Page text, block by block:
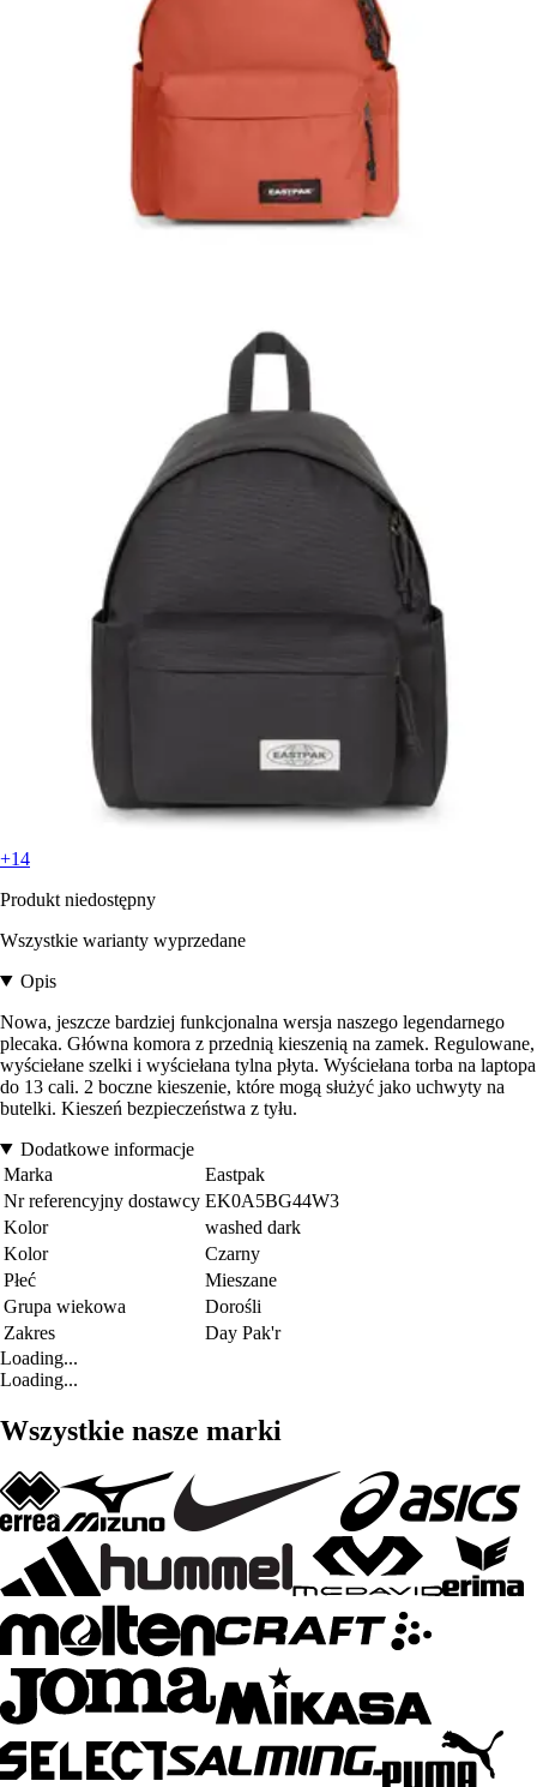
+14
Produkt niedostępny
Wszystkie warianty wyprzedane
Opis
Nowa, jeszcze bardziej funkcjonalna wersja naszego legendarnego
plecaka. Główna komora z przednią kieszenią na zamek. Regulowane,
wyściełane szelki i wyściełana tylna płyta. Wyściełana torba na laptopa
do 13 cali. 2 boczne kieszenie, które mogą służyć jako uchwyty na
butelki. Kieszeń bezpieczeństwa z tyłu.
Dodatkowe informacje
Marka
Eastpak
Nr referencyjny dostawcy EK0A5BG44W3
Kolor
washed dark
Kolor
Czarny
Płeć
Mieszane
Grupa wiekowa
Dorośli
Zakres
Day Pak'r
Loading...
Loading...
Wszystkie nasze marki